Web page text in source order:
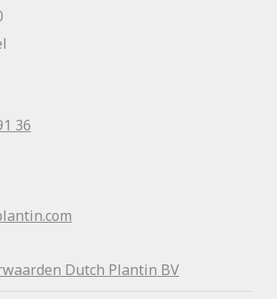
36
rden Dutch Plantin BV